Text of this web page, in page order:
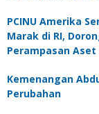
PCINU Amerika
Marak di RI,
Perampasan Aset
Kemenangan
Perubahan